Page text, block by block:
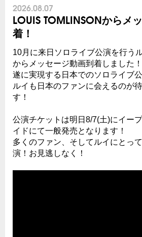
2026.08.07
LOUIS TOMLINSONからメ
着！
10月に来日ソロライブ公演を行う
からメッセージ動画到着しました！
遂に実現する日本でのソロライブ公
ルイも日本のファンに会えるのが
す！
公演チケットは明日8/7(土)にイー
イドにて一般発売となります！
多くのファン、そしてルイにとっ
演！お見逃しなく！